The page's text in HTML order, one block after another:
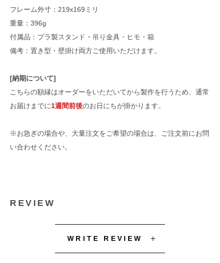
フレーム外寸：219x169ミリ
重量：396g
付属品：プラ製スタンド・吊り金具・ヒモ・箱
備考：置き型・壁掛け両方ご使用いただけます。
[納期について]
こちらの額縁はオーダーをいただいてから製作を行うため、通常
お届けまでに1週間前後のお日にちが掛かります。
※お急ぎの場合や、大量注文をご希望の場合は、ご注文前にお問
い合わせください。
REVIEW
WRITE REVIEW